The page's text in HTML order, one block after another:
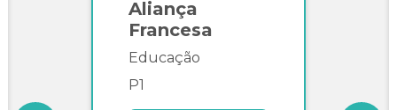
Aliança
Francesa
Educação
P1